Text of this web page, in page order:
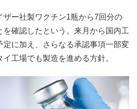
ザー社製ワクチン1瓶から7回分の
確認したという。来月から国内工
定に加え、さらなる承認事項一部変
工場でも製造を進める方針。